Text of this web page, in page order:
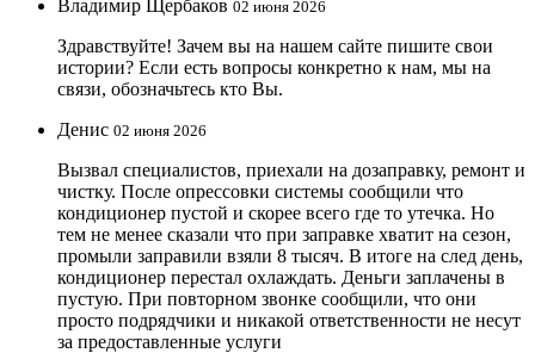
Владимир Щербаков 02 июня 2026
Здравствуйте! Зачем вы на нашем сайте пишите свои
истории? Если есть вопросы конкретно к нам, мы на
связи, обозначьтесь кто Вы.
Денис 02 июня 2026
Вызвал специалистов, приехали на дозаправку, ремонт и
чистку. После опрессовки системы сообщили что
кондиционер пустой и скорее всего где то утечка. Но
тем не менее сказали что при заправке хватит на сезон,
промыли заправили взяли 8 тысяч. В итоге на след день,
кондиционер перестал охлаждать. Деньги заплачены в
пустую. При повторном звонке сообщили, что они
просто подрядчики и никакой ответственности не несут
за предоставленные услуги